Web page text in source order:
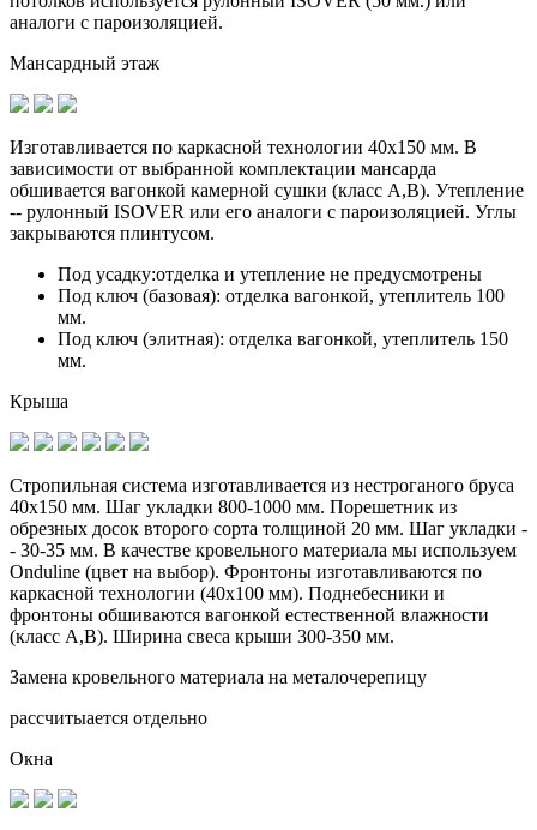
аналоги с пароизоляцией.
Мансардный этаж
Изготавливается по каркасной технологии 40х150 мм. В
зависимости от выбранной комплектации мансарда
обшивается вагонкой камерной сушки (класс А,В). Утепление
-- рулонный ISOVER или его аналоги с пароизоляцией. Углы
закрываются плинтусом.
Под усадку:отделка и утепление не предусмотрены
Под ключ (базовая): отделка вагонкой, утеплитель 100
мм.
Под ключ (элитная): отделка вагонкой, утеплитель 150
мм.
Крыша
Стропильная система изготавливается из нестроганого бруса
40х150 мм. Шаг укладки 800-1000 мм. Порешетник из
обрезных досок второго сорта толщиной 20 мм. Шаг укладки -
- 30-35 мм. В качестве кровельного материала мы используем
Onduline (цвет на выбор). Фронтоны изготавливаются по
каркасной технологии (40х100 мм). Поднебесники и
фронтоны обшиваются вагонкой естественной влажности
(класс А,В). Ширина свеса крыши 300-350 мм.
Замена кровельного материала на металочерепицу
рассчитыается отдельно
Окна